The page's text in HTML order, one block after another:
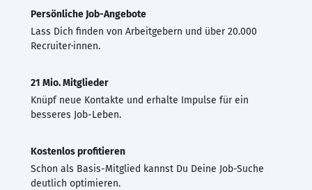
Persönliche Job-Angebote
Lass Dich finden von Arbeitgebern und über 20.000
Recruiter·innen.
21 Mio. Mitglieder
Knüpf neue Kontakte und erhalte Impulse für ein
besseres Job-Leben.
Kostenlos profitieren
Schon als Basis-Mitglied kannst Du Deine Job-Suche
deutlich optimieren.